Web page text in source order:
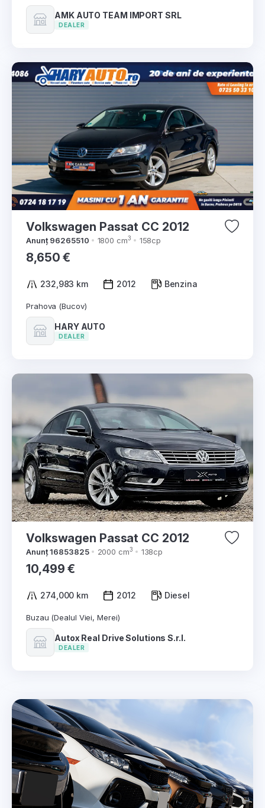
AMK AUTO TEAM IMPORT SRL
DEALER
Volkswagen Passat CC 2012
Anunț 96265510 1800 cm3 158cp
8,650 €
232,983 km 2012 Benzina
Prahova (Bucov)
HARY AUTO
DEALER
Volkswagen Passat CC 2012
Anunț 16853825 2000 cm3 138cp
10,499 €
274,000 km 2012 Diesel
Buzau (Dealul Viei, Merei)
Autox Real Drive Solutions S.r.l.
DEALER